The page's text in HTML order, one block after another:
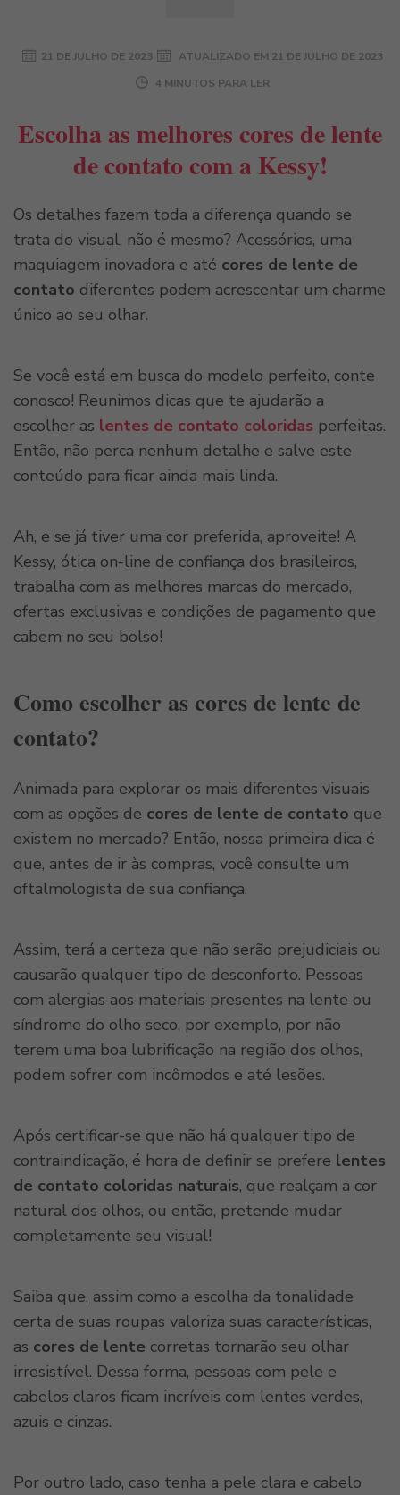
21 DE JULHO DE 2023 ATUALIZADO EM 21 DE JULHO DE 2023
4 MINUTOS PARA LER
Escolha as melhores cores de lente
de contato com a Kessy!
Os detalhes fazem toda a diferença quando se
trata do visual, não é mesmo? Acessórios, uma
maquiagem inovadora e até cores de lente de
contato diferentes podem acrescentar um charme
único ao seu olhar.
Se você está em busca do modelo perfeito, conte
conosco! Reunimos dicas que te ajudarão a
escolher as lentes de contato coloridas perfeitas.
Então, não perca nenhum detalhe e salve este
conteúdo para ficar ainda mais linda.
Ah, e se já tiver uma cor preferida, aproveite! A
Kessy, ótica on-line de confiança dos brasileiros,
trabalha com as melhores marcas do mercado,
ofertas exclusivas e condições de pagamento que
cabem no seu bolso!
Como escolher as cores de lente de
contato?
Animada para explorar os mais diferentes visuais
com as opções de cores de lente de contato que
existem no mercado? Então, nossa primeira dica é
que, antes de ir às compras, você consulte um
oftalmologista de sua confiança.
Assim, terá a certeza que não serão prejudiciais ou
causarão qualquer tipo de desconforto. Pessoas
com alergias aos materiais presentes na lente ou
síndrome do olho seco, por exemplo, por não
terem uma boa lubrificação na região dos olhos,
podem sofrer com incômodos e até lesões.
Após certificar-se que não há qualquer tipo de
contraindicação, é hora de definir se prefere lentes
de contato coloridas naturais, que realçam a cor
natural dos olhos, ou então, pretende mudar
completamente seu visual!
Saiba que, assim como a escolha da tonalidade
certa de suas roupas valoriza suas características,
as cores de lente corretas tornarão seu olhar
irresistível. Dessa forma, pessoas com pele e
cabelos claros ficam incríveis com lentes verdes,
azuis e cinzas.
Por outro lado, caso tenha a pele clara e cabelo